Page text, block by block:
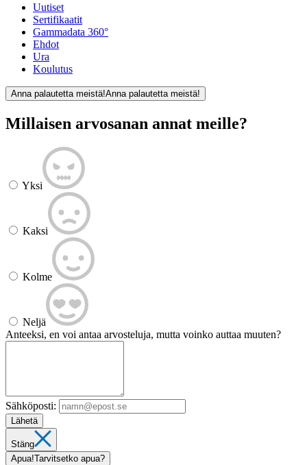
Uutiset
Sertifikaatit
Gammadata 360°
Ehdot
Ura
Koulutus
Anna palautetta meistä!Anna palautetta meistä!
Millaisen arvosanan annat meille?
Yksi
Kaksi
Kolme
Neljä
Anteeksi, en voi antaa arvosteluja, mutta voinko auttaa muuten?
Sähköposti:
Lähetä
Stäng
Apua!Tarvitsetko apua?